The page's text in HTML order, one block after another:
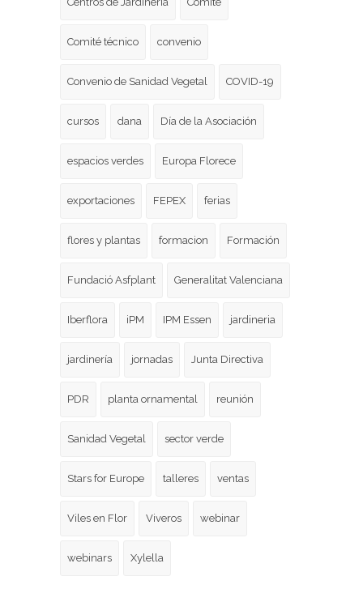
Comité técnico convenio
Convenio de Sanidad Vegetal COVID-19
cursos dana Día de la Asociación
espacios verdes Europa Florece
exportaciones FEPEX ferias
flores y plantas formacion Formación
Fundació Asfplant Generalitat Valenciana
Iberflora iPM IPM Essen jardineria
jardinería jornadas Junta Directiva
PDR planta ornamental reunión
Sanidad Vegetal sector verde
Stars for Europe talleres ventas
Viles en Flor Viveros webinar
webinars Xylella